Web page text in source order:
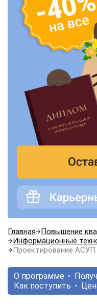
Главная
Повышение
Информационные
Проектирование АСУП
О программе
Как поступить